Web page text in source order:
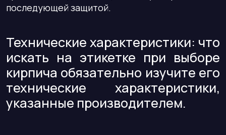
последующей защитой.
Технические характеристики: что
искать на этикетке при выборе
кирпича обязательно изучите его
технические характеристики,
указанные производителем.